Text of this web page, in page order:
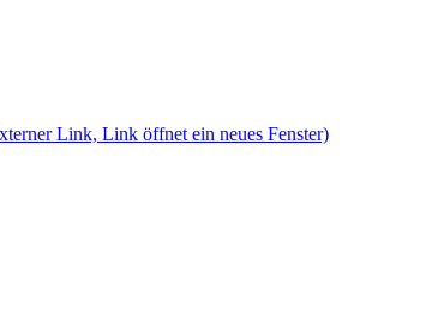
Link, Link öffnet ein neues Fenster)